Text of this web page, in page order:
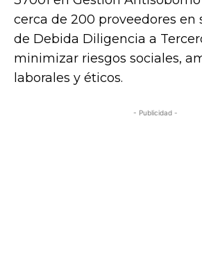
cerca de 200 proveedores en
de Debida Diligencia a
minimizar riesgos sociales,
laborales y éticos.
- Publicidad -